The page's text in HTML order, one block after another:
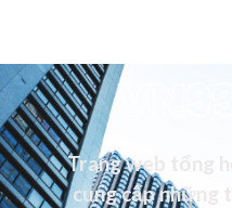
Trang web tổng
cung cấp những